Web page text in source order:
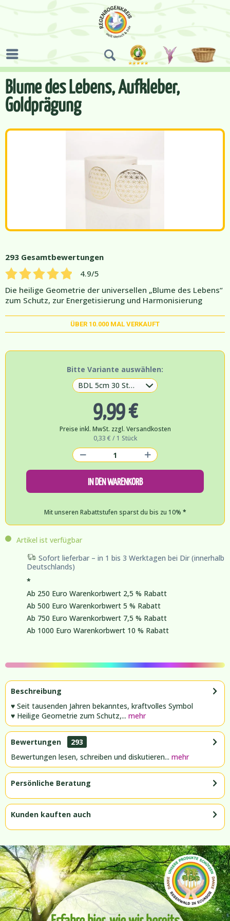
Blume des Lebens, Aufkleber,
Goldprägung
293 Gesamtbewertungen
4.9/5
Die heilige Geometrie der universellen „Blume des Lebens“
zum Schutz, zur Energetisierung und Harmonisierung
ÜBER 10.000 MAL VERKAUFT
Bitte Variante auswählen:
9,99 €
Preise inkl. MwSt. zzgl. Versandkosten
0,33 € / 1 Stück
IN DEN WARENKORB
Mit unseren Rabattstufen sparst du bis zu 10% *
Artikel ist verfügbar
Sofort lieferbar – in 1 bis 3 Werktagen bei Dir (innerhalb
Deutschlands)
*
Ab 250 Euro Warenkorbwert 2,5 % Rabatt
Ab 500 Euro Warenkorbwert 5 % Rabatt
Ab 750 Euro Warenkorbwert 7,5 % Rabatt
Ab 1000 Euro Warenkorbwert 10 % Rabatt
Beschreibung
♥ Seit tausenden Jahren bekanntes, kraftvolles Symbol
♥ Heilige Geometrie zum Schutz,... mehr
Bewertungen
293
Bewertungen lesen, schreiben und diskutieren... mehr
Persönliche Beratung
Kunden kauften auch